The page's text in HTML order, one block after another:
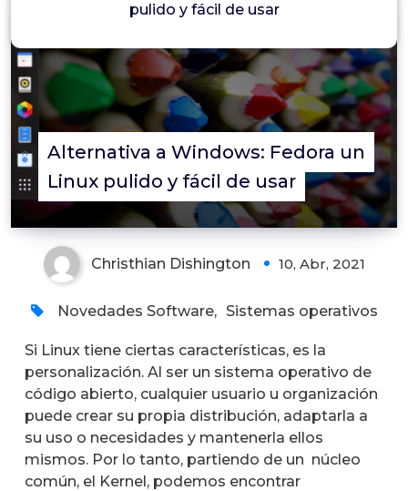
pulido y fácil de usar
Alternativa a Windows: Fedora un
Linux pulido y fácil de usar
Christhian Dishington 10, Abr, 2021
Novedades Software, Sistemas operativos
Si Linux tiene ciertas características, es la
personalización. Al ser un sistema operativo de
código abierto, cualquier usuario u organización
puede crear su propia distribución, adaptarla a
su uso o necesidades y mantenerla ellos
mismos. Por lo tanto, partiendo de un núcleo
común, el Kernel, podemos encontrar